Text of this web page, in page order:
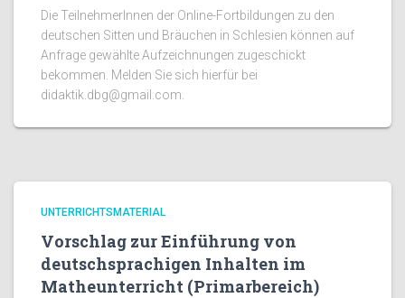
Die TeilnehmerInnen der Online-Fortbildungen zu den
deutschen Sitten und Bräuchen in Schlesien können auf
Anfrage gewählte Aufzeichnungen zugeschickt
bekommen. Melden Sie sich hierfür bei
didaktik.dbg@gmail.com.
UNTERRICHTSMATERIAL
Vorschlag zur Einführung von
deutschsprachigen Inhalten im
Matheunterricht (Primarbereich)